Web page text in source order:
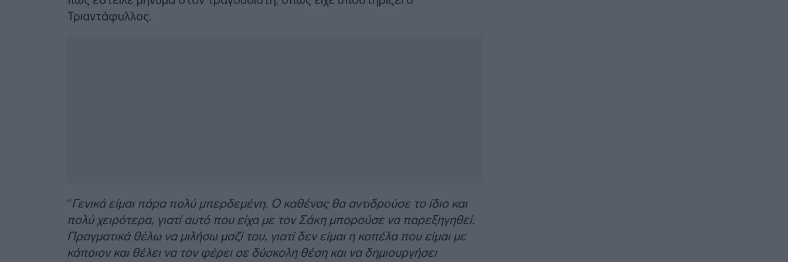
Τριαντάφυλλος.
“Γενικά είμαι πάρα πολύ μπερδεμένη. Ο καθένας θα αντιδρούσε το ίδιο και
πολύ χειρότερα, γιατί αυτό που είχα με τον Σάκη μπορούσε να παρεξηγηθεί.
Πραγματικά θέλω να μιλήσω μαζί του, γιατί δεν είμαι η κοπέλα που είμαι με
κάποιον και θέλει να τον φέρει σε δύσκολη θέση και να δημιουργήσει